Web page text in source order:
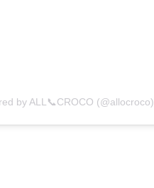
by ALL📞CROCO (@allocroco)